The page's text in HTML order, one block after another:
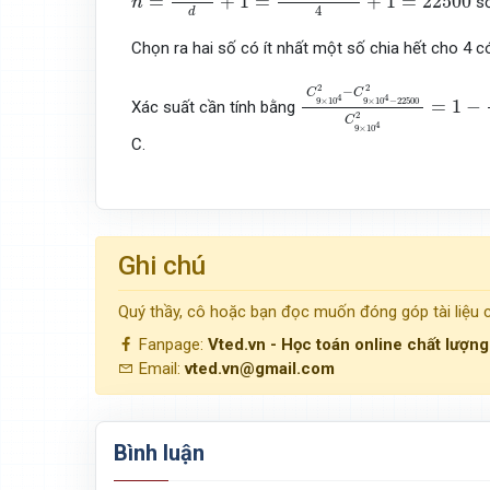
d
4
Chọn ra hai số có ít nhất một số chia hết cho 4
Xác suất cần tính bằng
C2
9×104 −C 2
9×104 −22500
C2
9×104
= 1 −
C9 1042
C.
Ghi chú
Quý thầy, cô hoặc bạn đọc muốn đóng góp tài liệu
Fanpage: Vted.vn - Học toán online chất
Email:vted.vn@gmail.com
Bình luận